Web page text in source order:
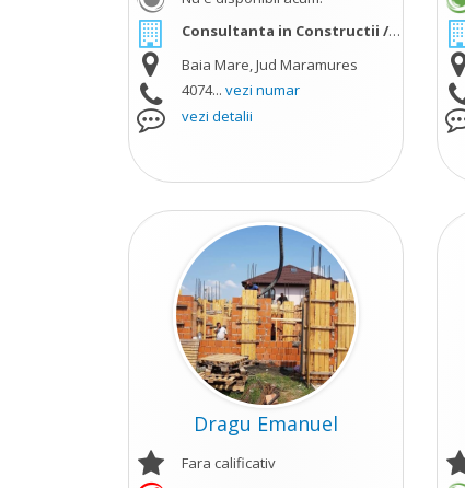
Consultanta in Constructii / Proiectare
Baia Mare, Jud Maramures
4074... vezi numar
vezi detalii
Dragu Emanuel
Fara calificativ